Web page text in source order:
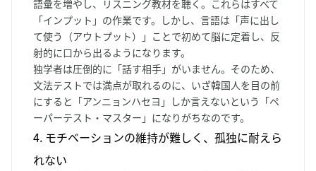
語彙を増やし、リスニング教材を聴く。これらはすべて
「インプット」の作業です。しかし、言語は「声に出し
て使う（アウトプット）」ことで初めて脳に定着し、反
射的に口から出るようになります。
独学者は圧倒的に「話す相手」がいません。そのため、
文法テストでは満点が取れるのに、いざ韓国人を目の前
にすると「アンニョンハセヨ」しか言えないという「ペ
ーパーテスト・マスター」になりがちなのです。
4. モチベーションの維持が難しく、孤独に耐えら
れない